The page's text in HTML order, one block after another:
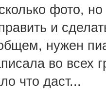
фото,
и
нужен
во всех
что даст...